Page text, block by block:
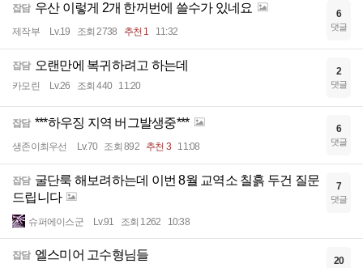
잡담 우산 이렇게 2개 한꺼번에 쓸수가 있네요
제작부 Lv.19 조회 2738 추천 1 11:32
6
댓글
잡담 오랜만에 복귀하려고 하는데
카모린 Lv.26 조회 440 11:20
2
댓글
잡담 ***하우징 지역 버그발생중***
생존이최우선 Lv.70 조회 892 추천 3 11:08
6
댓글
잡담 굴단룩 해보려하는데 이번 8월 교역소 칠흙 두건 질문
드립니다
슈퍼에이스군 Lv.91 조회 1262 10:38
7
댓글
잡담 엘스미어 고수형님들 20